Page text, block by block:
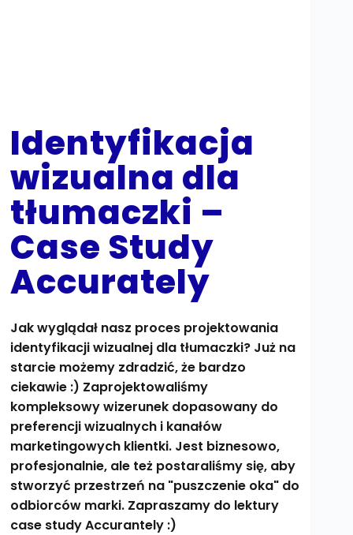
Identyfikacja
wizualna dla
tłumaczki –
Case Study
Accurately
Jak wyglądał nasz proces projektowania
identyfikacji wizualnej dla tłumaczki? Już na
starcie możemy zdradzić, że bardzo
ciekawie :) Zaprojektowaliśmy
kompleksowy wizerunek dopasowany do
preferencji wizualnych i kanałów
marketingowych klientki. Jest biznesowo,
profesjonalnie, ale też postaraliśmy się, aby
stworzyć przestrzeń na "puszczenie oka" do
odbiorców marki. Zapraszamy do lektury
case study Accurantely :)